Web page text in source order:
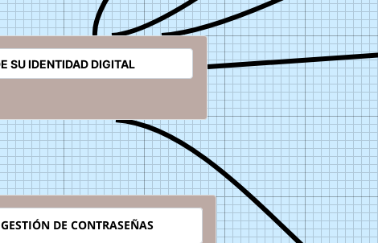
GESTIÓN DE CONTRASEÑAS